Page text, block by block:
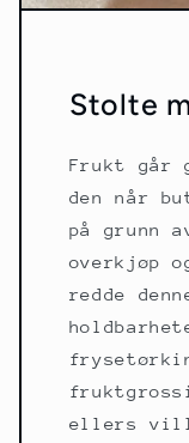
Stolte
Frukt går
den når
på grunn
overkjøp
redde
ellers